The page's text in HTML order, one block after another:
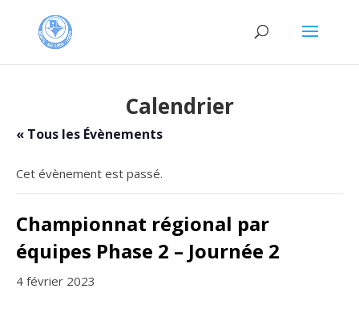
Calendrier
« Tous les Évènements
Cet évènement est passé.
Championnat régional par
équipes Phase 2 – Journée 2
4 février 2023